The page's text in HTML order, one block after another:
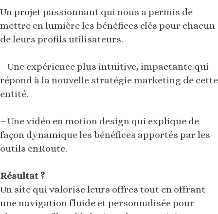
Un projet passionnant qui nous a permis de
mettre en lumière les bénéfices clés pour chacun
de leurs profils utilisateurs.
– Une expérience plus intuitive, impactante qui
répond à la nouvelle stratégie marketing de cette
entité.
– Une vidéo en motion design qui explique de
façon dynamique les bénéfices apportés par les
outils enRoute.
Résultat ?
Un site qui valorise leurs offres tout en offrant
une navigation fluide et personnalisée pour